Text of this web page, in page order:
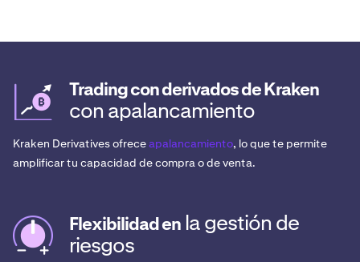
Trading con derivados de Kraken
con apalancamiento
Kraken Derivatives ofreceapalancamiento, lo que te permite
amplificar tu capacidad de compra o de venta.
Flexibilidad en la gestión de
riesgos